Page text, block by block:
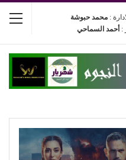
: محمد حبوشة
: أحمد السماحي